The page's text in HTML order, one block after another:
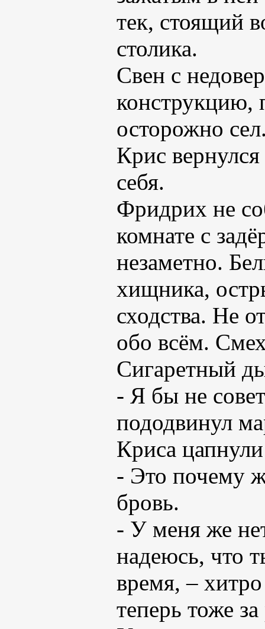
тек, стоящий
столика.
Свен с
конструкцию,
осторожно
Крис
себя.
Фридрих не
комнате с
незаметно.
хищника,
сходства. Не
обо всём.
Сигаретный
- Я бы не
пододвинул
Криса
- Это почему
бровь.
- У меня же
надеюсь, что
время, –
теперь тоже